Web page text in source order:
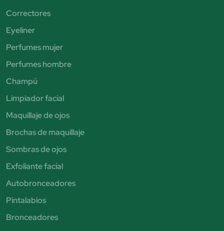
Correctores
Eyeliner
Perfumes mujer
Perfumes hombre
Champú
Limpiador facial
Maquillaje de ojos
Brochas de maquillaje
Sombras de ojos
Exfoliante facial
Autobronceadores
Pintalabios
Bronceadores